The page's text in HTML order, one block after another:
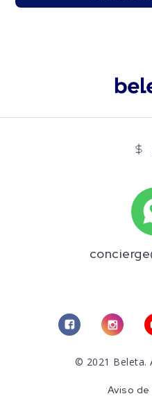
© 2021 Beleta.
Aviso de